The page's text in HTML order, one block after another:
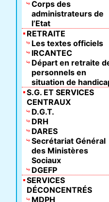
Corps des
administrateurs de
l’Etat
RETRAITE
Les textes officiels
IRCANTEC
Départ en retraite
personnels en
situation de
S.G. ET SERVICES
CENTRAUX
D.G.T.
DRH
DARES
Secrétariat Général
des Ministères
Sociaux
DGEFP
SERVICES
DÉCONCENTRÉS
MDPH